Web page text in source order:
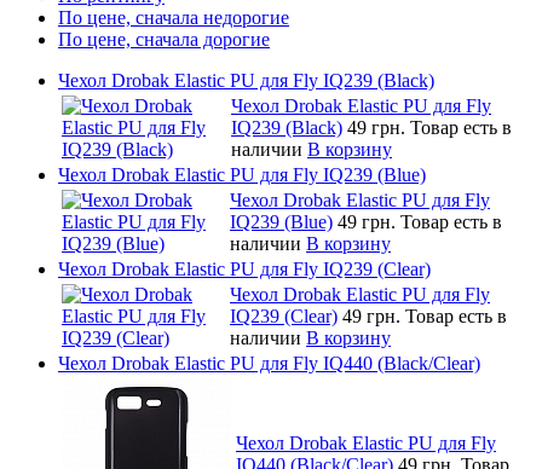
По цене, сначала недорогие
По цене, сначала дорогие
Чехол Drobak Elastic PU для Fly IQ239 (Black)
Чехол Drobak Elastic PU для Fly
IQ239 (Black) 49 грн. Товар есть в
наличии В корзину
Чехол Drobak Elastic PU для Fly IQ239 (Blue)
Чехол Drobak Elastic PU для Fly
IQ239 (Blue) 49 грн. Товар есть в
наличии В корзину
Чехол Drobak Elastic PU для Fly IQ239 (Clear)
Чехол Drobak Elastic PU для Fly
IQ239 (Clear) 49 грн. Товар есть в
наличии В корзину
Чехол Drobak Elastic PU для Fly IQ440 (Black/Clear)
Чехол Drobak Elastic PU для Fly
IQ440 (Black/Clear) 49 грн. Товар